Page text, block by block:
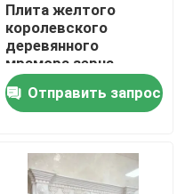
Плита желтого
королевского
деревянного
мрамора зерна
каменная для
медальона лобби
водоструйного
Отправить запрос